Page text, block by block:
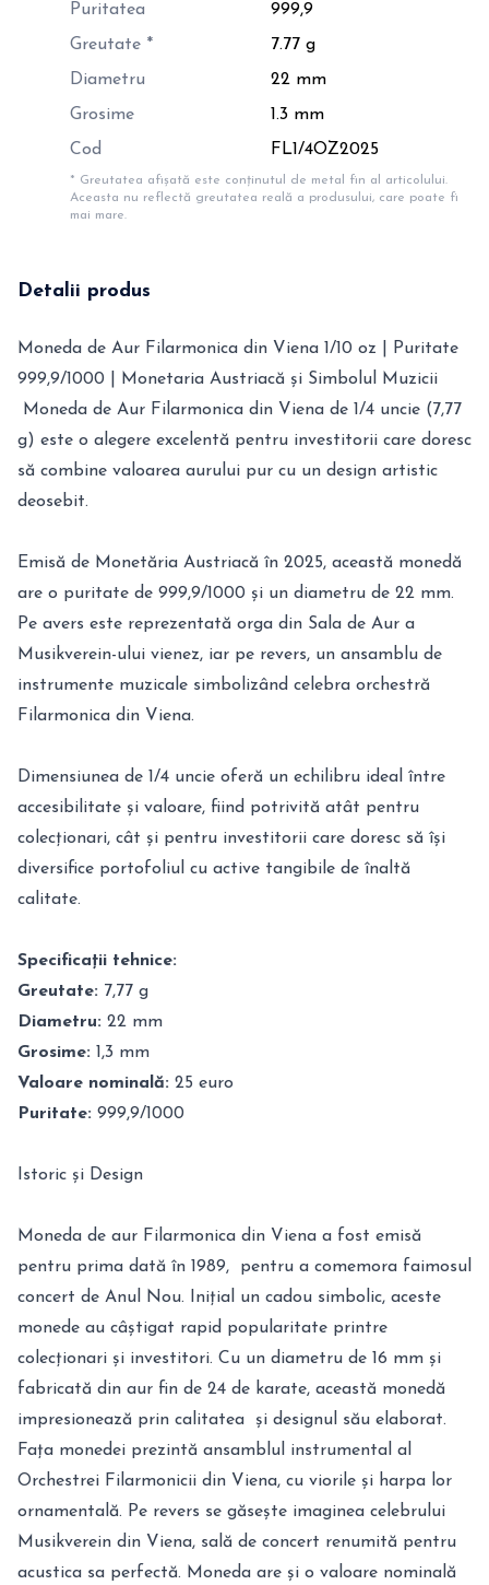
Puritatea
999,9
Greutate *
7.77 g
Diametru
22 mm
Grosime
1.3 mm
Cod
FL1/4OZ2025
* Greutatea afișată este conținutul de metal fin al articolului.
Aceasta nu reflectă greutatea reală a produsului, care poate fi
mai mare.
Detalii produs
Moneda de Aur Filarmonica din Viena 1/10 oz | Puritate
999,9/1000 | Monetaria Austriacă și Simbolul Muzicii
Moneda de Aur Filarmonica din Viena de 1/4 uncie (7,77
g) este o alegere excelentă pentru investitorii care doresc
să combine valoarea aurului pur cu un design artistic
deosebit.
Emisă de Monetăria Austriacă în 2025, această monedă
are o puritate de 999,9/1000 și un diametru de 22 mm.
Pe avers este reprezentată orga din Sala de Aur a
Musikverein-ului vienez, iar pe revers, un ansamblu de
instrumente muzicale simbolizând celebra orchestră
Filarmonica din Viena.
Dimensiunea de 1/4 uncie oferă un echilibru ideal între
accesibilitate și valoare, fiind potrivită atât pentru
colecționari, cât și pentru investitorii care doresc să își
diversifice portofoliul cu active tangibile de înaltă
calitate.
Specificații tehnice:
Greutate: 7,77 g
Diametru: 22 mm
Grosime: 1,3 mm
Valoare nominală: 25 euro
Puritate: 999,9/1000
Istoric și Design
Moneda de aur Filarmonica din Viena a fost emisă
pentru prima dată în 1989, pentru a comemora faimosul
concert de Anul Nou. Inițial un cadou simbolic, aceste
monede au câștigat rapid popularitate printre
colecționari și investitori. Cu un diametru de 16 mm și
fabricată din aur fin de 24 de karate, această monedă
impresionează prin calitatea și designul său elaborat.
Fața monedei prezintă ansamblul instrumental al
Orchestrei Filarmonicii din Viena, cu viorile și harpa lor
ornamentală. Pe revers se găsește imaginea celebrului
Musikverein din Viena, sală de concert renumită pentru
acustica sa perfectă. Moneda are și o valoare nominală